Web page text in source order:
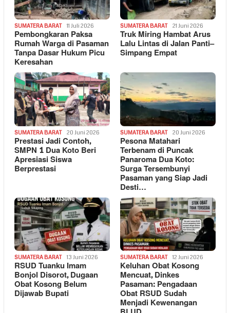
SUMATERA BARAT 11 Juli 2026
Pembongkaran Paksa
Rumah Warga di Pasaman
Tanpa Dasar Hukum Picu
Keresahan
SUMATERA BARAT 21 Juni 2026
Truk Miring Hambat Arus
Lalu Lintas di Jalan Panti–
Simpang Empat
SUMATERA BARAT 20 Juni 2026
Prestasi Jadi Contoh,
SMPN 1 Dua Koto Beri
Apresiasi Siswa
Berprestasi
SUMATERA BARAT 20 Juni 2026
Pesona Matahari
Terbenam di Puncak
Panaroma Dua Koto:
Surga Tersembunyi
Pasaman yang Siap Jadi
Desti…
SUMATERA BARAT 13 Juni 2026
RSUD Tuanku Imam
Bonjol Disorot, Dugaan
Obat Kosong Belum
Dijawab Bupati
SUMATERA BARAT 12 Juni 2026
Keluhan Obat Kosong
Mencuat, Dinkes
Pasaman: Pengadaan
Obat RSUD Sudah
Menjadi Kewenangan